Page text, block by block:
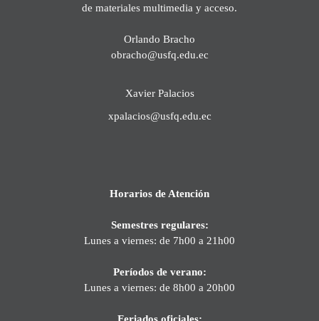
de materiales multimedia y acceso.
Orlando Bracho
obracho@usfq.edu.ec
Xavier Palacios
xpalacios@usfq.edu.ec
Horarios de Atención
Semestres regulares:
Lunes a viernes: de 7h00 a 21h00
Períodos de verano:
Lunes a viernes: de 8h00 a 20h00
Feriados oficiales: